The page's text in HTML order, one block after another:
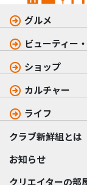
グルメ
ビューティー
ショップ
カルチャー
ライフ
クラブ新鮮組とは
お知らせ
クリエイターの部